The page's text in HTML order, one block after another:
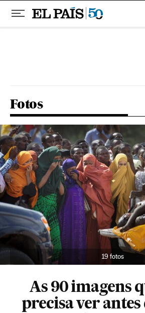
Fotos
19 fotos
As 90 imagens
precisa ver antes